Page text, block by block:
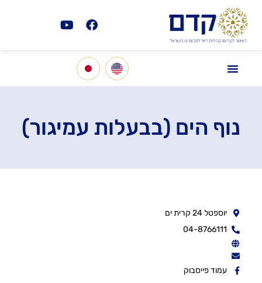
נוף הים (בבעלות עמיגור)
יוספטל 24 קרית ים
04-8766111
עמוד פייסבוק